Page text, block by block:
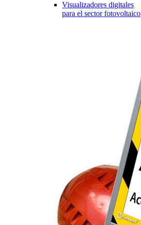
Visualizadores digitales
para el sector fotovoltaico